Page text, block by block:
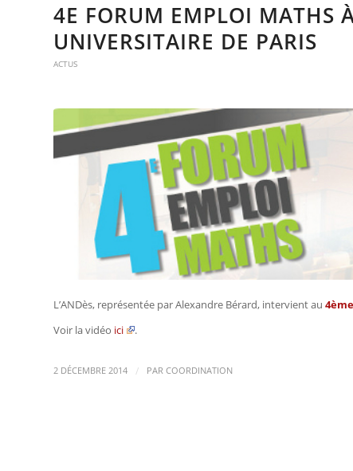
4E FORUM EMPLOI MATHS
UNIVERSITAIRE DE PARIS
ACTUS
L’ANDès, représentée par Alexandre Bérard, intervient au
Voir la vidéo ici .
2 DÉCEMBRE 2014 / PAR COORDINATION